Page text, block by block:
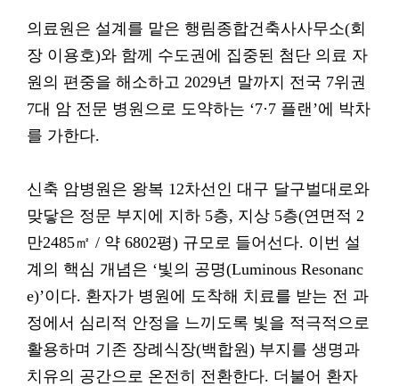
의료원은 설계를 맡은 행림종합건축사사무소(회
장 이용호)와 함께 수도권에 집중된 첨단 의료 자
원의 편중을 해소하고 2029년 말까지 전국 7위권
7대 암 전문 병원으로 도약하는 ‘7·7 플랜’에 박차
를 가한다.
신축 암병원은 왕복 12차선인 대구 달구벌대로와
맞닿은 정문 부지에 지하 5층, 지상 5층(연면적 2
만2485㎡ / 약 6802평) 규모로 들어선다. 이번 설
계의 핵심 개념은 ‘빛의 공명(Luminous Resonanc
e)’이다. 환자가 병원에 도착해 치료를 받는 전 과
정에서 심리적 안정을 느끼도록 빛을 적극적으로
활용하며 기존 장례식장(백합원) 부지를 생명과
치유의 공간으로 온전히 전환한다. 더불어 환자